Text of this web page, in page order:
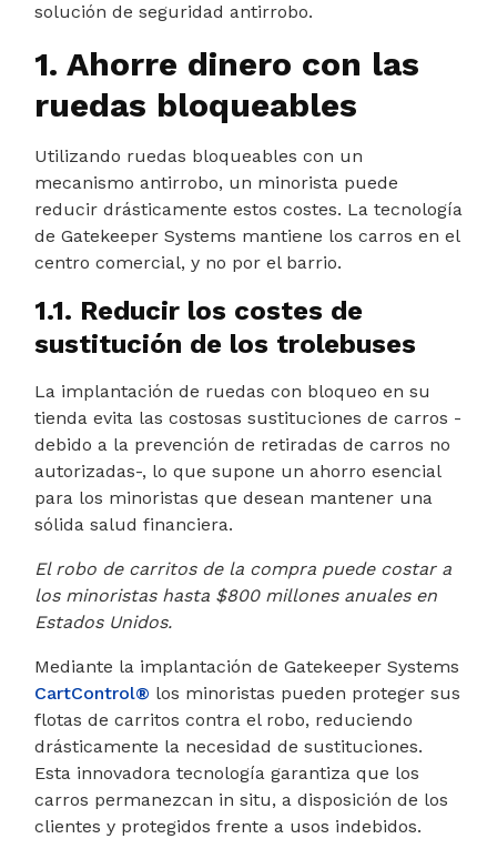
solución de seguridad antirrobo.
1. Ahorre dinero con las
ruedas bloqueables
Utilizando ruedas bloqueables con un
mecanismo antirrobo, un minorista puede
reducir drásticamente estos costes. La tecnología
de Gatekeeper Systems mantiene los carros en el
centro comercial, y no por el barrio.
1.1. Reducir los costes de
sustitución de los trolebuses
La implantación de ruedas con bloqueo en su
tienda evita las costosas sustituciones de carros -
debido a la prevención de retiradas de carros no
autorizadas-, lo que supone un ahorro esencial
para los minoristas que desean mantener una
sólida salud financiera.
El robo de carritos de la compra puede costar a
los minoristas hasta $800 millones anuales en
Estados Unidos.
Mediante la implantación de Gatekeeper Systems
CartControl® los minoristas pueden proteger sus
flotas de carritos contra el robo, reduciendo
drásticamente la necesidad de sustituciones.
Esta innovadora tecnología garantiza que los
carros permanezcan in situ, a disposición de los
clientes y protegidos frente a usos indebidos.